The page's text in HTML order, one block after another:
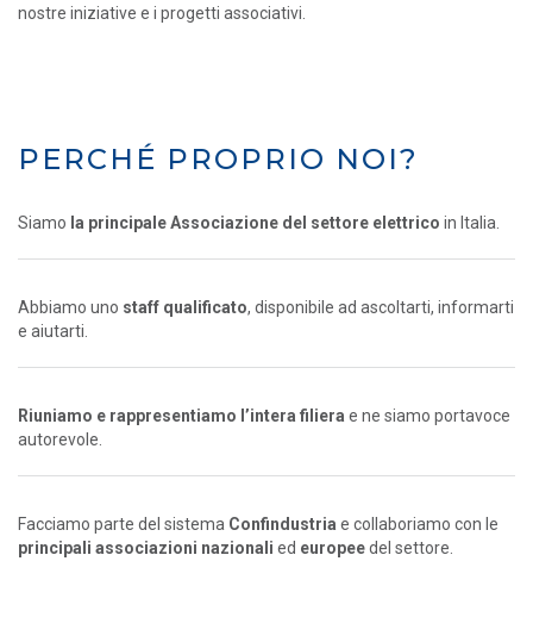
nostre iniziative e i progetti associativi.
PERCHÉ PROPRIO NOI?
Siamo la principale Associazione del settore elettrico in Italia.
Abbiamo uno staff qualificato, disponibile ad ascoltarti, informarti
e aiutarti.
Riuniamo e rappresentiamo l’intera filiera e ne siamo portavoce
autorevole.
Facciamo parte del sistema Confindustria e collaboriamo con le
principali associazioni nazionali ed europeedel settore.